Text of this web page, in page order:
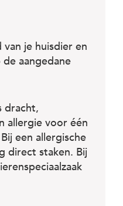
je huisdier en
aangedane
dracht,
allergie voor één
een allergische
direct staken. Bij